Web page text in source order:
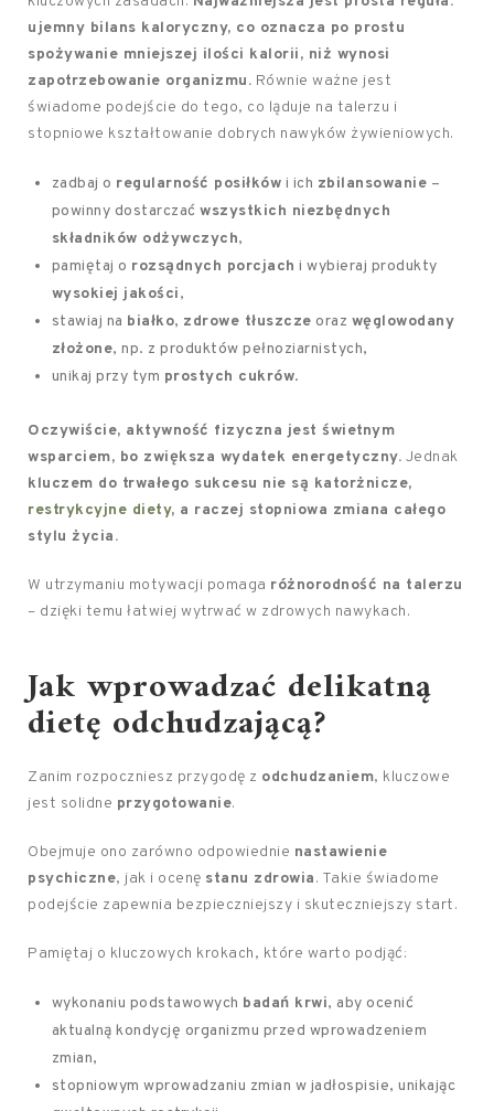
ujemny bilans kaloryczny, co oznacza po prostu
spożywanie mniejszej ilości kalorii, niż wynosi
zapotrzebowanie organizmu. Równie ważne jest
świadome podejście do tego, co ląduje na talerzu i
stopniowe kształtowanie dobrych nawyków żywieniowych.
zadbaj o regularność posiłków i ich zbilansowanie –
powinny dostarczaćwszystkich niezbędnych
składników odżywczych,
pamiętaj o rozsądnych porcjach i wybieraj produkty
wysokiej jakości,
stawiaj na białko, zdrowe tłuszcze oraz węglowodany
złożone, np. z produktów pełnoziarnistych,
unikaj przy tym prostych cukrów.
Oczywiście, aktywność fizyczna jest świetnym
wsparciem, bo zwiększa wydatek energetyczny. Jednak
kluczem do trwałego sukcesu nie są katorżnicze,
restrykcyjne diety, a raczej stopniowa zmiana całego
stylu życia.
W utrzymaniu motywacji pomaga różnorodność na talerzu
– dzięki temu łatwiej wytrwać w zdrowych nawykach.
Jak wprowadzać delikatną
dietę odchudzającą?
Zanim rozpoczniesz przygodę z odchudzaniem, kluczowe
jest solidne przygotowanie.
Obejmuje ono zarówno odpowiednie nastawienie
psychiczne, jak i ocenę stanu zdrowia. Takie świadome
podejście zapewnia bezpieczniejszy i skuteczniejszy start.
Pamiętaj o kluczowych krokach, które warto podjąć:
wykonaniu podstawowych badań krwi, aby ocenić
aktualną kondycję organizmu przed wprowadzeniem
zmian,
stopniowym wprowadzaniu zmian w jadłospisie, unikając